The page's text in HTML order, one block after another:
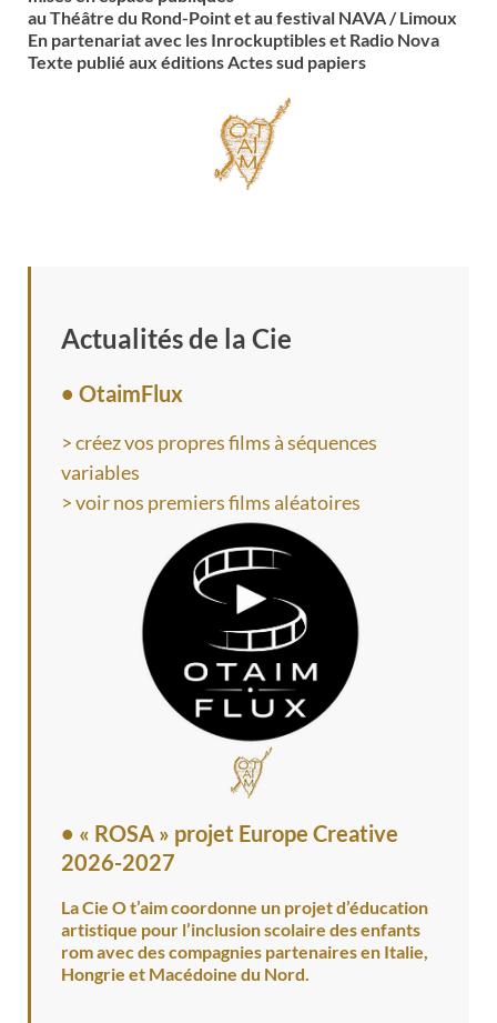
au Théâtre du Rond-Point et au festival NAVA / Limoux
En partenariat avec les Inrockuptibles et Radio Nova
Texte publié aux éditions Actes sud papiers
Actualités de la Cie
• OtaimFlux
> créez vos propres films à séquences
variables
> voir nos premiers films aléatoires
• « ROSA » projet Europe Creative
2026-2027
La Cie O t’aim coordonne un projet d’éducation
artistique pour l’inclusion scolaire des enfants
rom avec des compagnies partenaires en Italie,
Hongrie et Macédoine du Nord.